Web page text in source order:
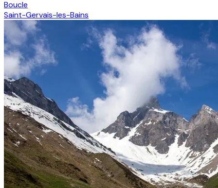
Boucle
Saint-Gervais-les-Bains